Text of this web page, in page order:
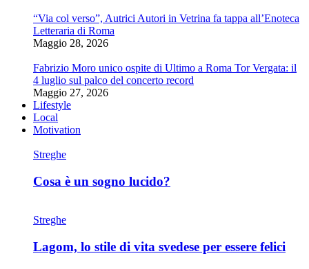
“Via col verso”, Autrici Autori in Vetrina fa tappa all’Enoteca
Letteraria di Roma
Maggio 28, 2026
Fabrizio Moro unico ospite di Ultimo a Roma Tor Vergata: il
4 luglio sul palco del concerto record
Maggio 27, 2026
Lifestyle
Local
Motivation
Streghe
Cosa è un sogno lucido?
Streghe
Lagom, lo stile di vita svedese per essere felici